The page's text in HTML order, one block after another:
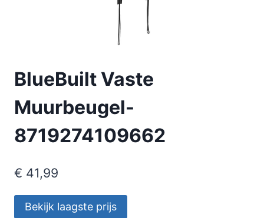
BlueBuilt Vaste
Muurbeugel-
8719274109662
€ 41,99
Bekijk laagste prijs